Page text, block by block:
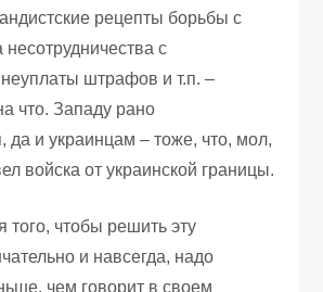
рецепты борьбы с
с
неуплаты штрафов и т.п. –
что. Западу рано
да и украинцам – тоже, что, мол,
войска от украинской границы.
того, чтобы решить эту
и навсегда, надо
чем говорит в своем